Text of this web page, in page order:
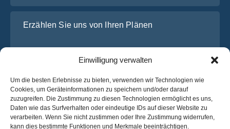
Einwilligung verwalten
Um die besten Erlebnisse zu bieten, verwenden wir Technologien wie
Cookies, um Geräteinformationen zu speichern und/oder darauf
zuzugreifen. Die Zustimmung zu diesen Technologien ermöglicht es uns,
Daten wie das Surfverhalten oder eindeutige IDs auf dieser Website zu
verarbeiten. Wenn Sie nicht zustimmen oder Ihre Zustimmung widerrufen,
kann dies bestimmte Funktionen und Merkmale beeinträchtigen.
Ich habe dieDatenschutz-Bestimmungenvon OsaBus